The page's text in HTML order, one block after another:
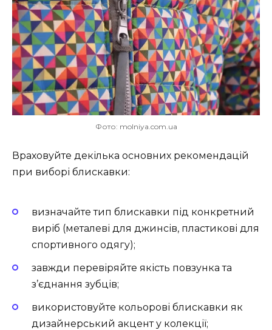
Фото: molniya.com.ua
Враховуйте декілька основних рекомендацій
при виборі блискавки:
визначайте тип блискавки під конкретний
виріб (металеві для джинсів, пластикові для
спортивного одягу);
завжди перевіряйте якість повзунка та
з’єднання зубців;
використовуйте кольорові блискавки як
дизайнерський акцент у колекції;